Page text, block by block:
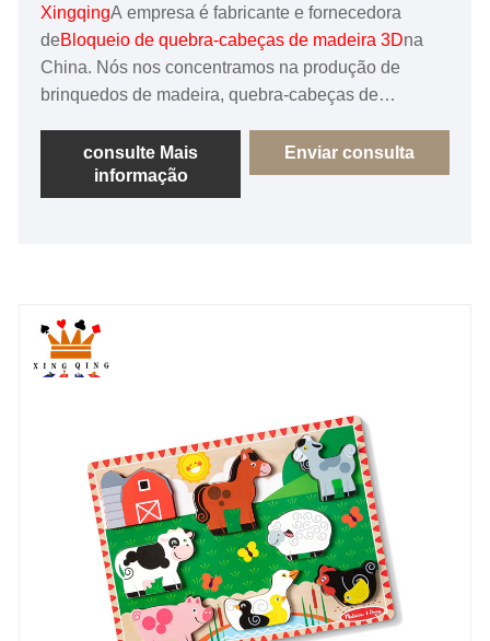
XingqingA empresa é fabricante e fornecedora
deBloqueio de quebra-cabeças de madeira 3Dna
China. Nós nos concentramos na produção de
brinquedos de madeira, quebra-cabeças de
esses artesanatos educacionais, para fornecer aos
clientes serviços personalizados completos. Nossos
produtos são exportados para Europa, Estados
consulte Mais
informação
Enviar consulta